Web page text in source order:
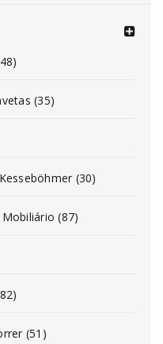
(35)
(30)
(87)
(51)